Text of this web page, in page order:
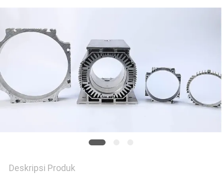
PRIVACY
POLICY
Deskripsi Produk